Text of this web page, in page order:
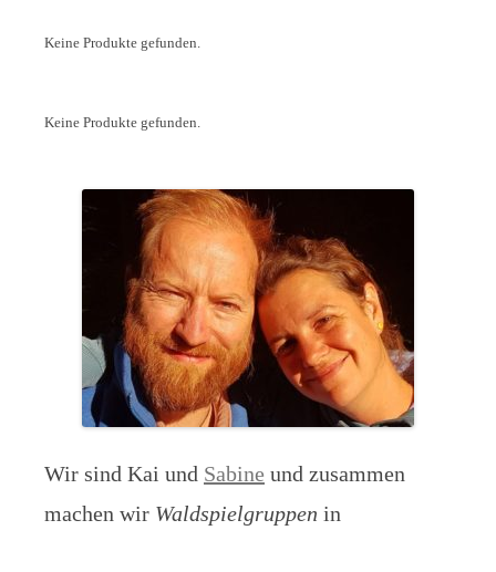
Keine Produkte gefunden.
Keine Produkte gefunden.
Wir sind Kai und Sabine und zusammen
machen wir Waldspielgruppen in